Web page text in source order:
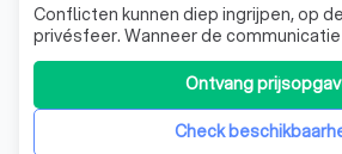
Conflicten kunnen diep ingrijpen, op
privésfeer. Wanneer de
spanningen oplopen of het
lastig zijn om samen verder te komen. Mijn naam is
Liesbeth Hoogenboom. Als MfN-
mensen om weer met elkaar in ges
Check
Ontvang